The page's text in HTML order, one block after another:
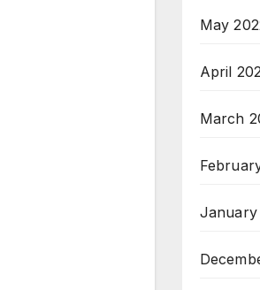
May
April
March
January